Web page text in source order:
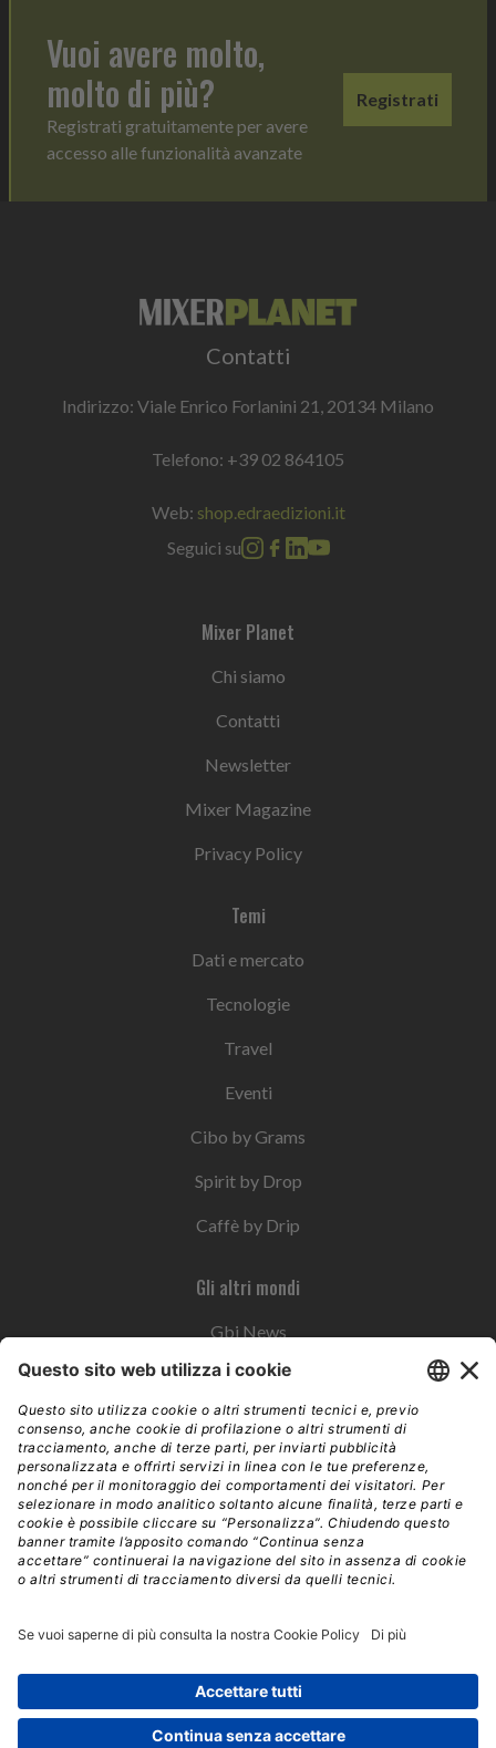
Vuoi avere molto,
molto di più?
Registrati gratuitamente per avere
accesso alle funzionalità avanzate
Registrati
Contatti
Indirizzo: Viale Enrico Forlanini 21, 20134 Milano
Telefono: +39 02 864105
Web: shop.edraedizioni.it
Seguici su
Mixer Planet
Chi siamo
Contatti
Newsletter
Mixer Magazine
Privacy Policy
Temi
Dati e mercato
Tecnologie
Travel
Eventi
Cibo by Grams
Spirit by Drop
Caffè by Drip
Gli altri mondi
Gbi News
Instoremag
Esplora il gruppo
Edra Edizioni
Edizioni LSWR
LSWR Group
Mixer è un prodotto del network Edra Edizioni. Direzione, amministrazione,
redazione, pubblicità | © Copyright 2026 – Tutti i diritti riservati | Partita IVA e C.F.
14392510963